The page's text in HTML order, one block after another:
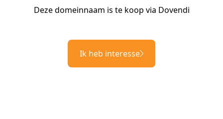
Deze domeinnaam is te koop via Dovendi
Ik heb interesse